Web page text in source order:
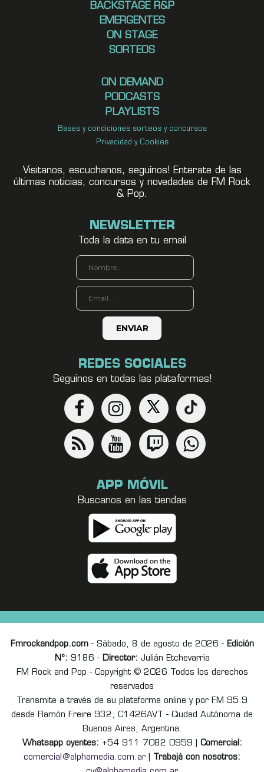
BACKSTAGE R&P
EMERGENTES
ON STAGE
SORTEOS
ON DEMAND
PODCASTS
PLAYLISTS
Bases y condiciones sorteos y concursos
Privacidad y Cookies
Visitanos, escuchanos, seguínos! Enterate de las
últimas noticias, concursos y novedades de FM Rock
& Pop.
NEWSLETTER
Toda la data en tu email
REDES SOCIALES
Seguinos en todas las plataformas!
APP MÓVIL
Buscanos en las tiendas
Fmrockandpop.com- Sábado, 8 de agosto de 2026 - Edición
Nº: 9186 - Director: Julián Etchevarria
FM Rock and Pop - Copyright © 2026 Todos los derechos
reservados
Transmite a través de su plataforma online y por FM 95.9
desde Ramón Freire 932, C1426AVT - Ciudad Autónoma de
Buenos Aires, Argentina.
Whatsapp oyentes: +54 911 7082 0959 | Comercial:
comercial@alphamedia.com.ar
Trabajá con nosotros: